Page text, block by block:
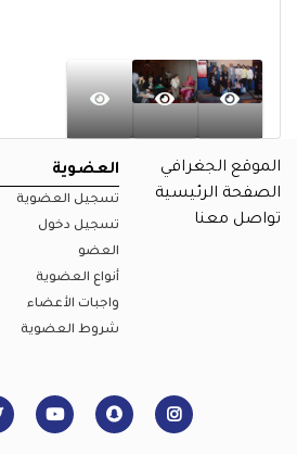
الموقع الجغرافي
الصفحة الرئيسية
تواصل معنا
العضوية
تسجيل العضوية
تسجيل دخول
العضو
أنواع العضوية
واجبات الأعضاء
شروط العضوية